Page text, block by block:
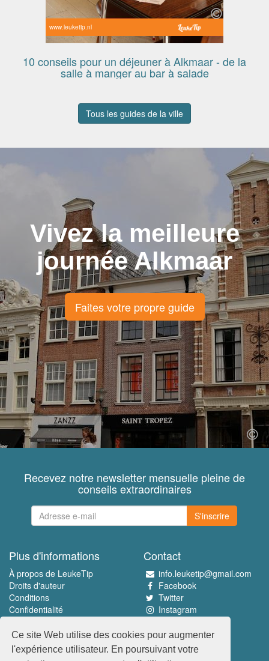
Ce site Web utilise des cookies pour augmenter
l'expérience utilisateur. En poursuivant votre
www.leuketip.nl
10 conseils pour un déjeuner à Alkmaar - de la
salle à manger au bar à salade
Tous les guides de la ville
Vivez la meilleure
journée Alkmaar
Faites votre propre guide
Recevez notre newsletter mensuelle pleine de
conseils extraordinaires
S'inscrire
Plus d'informations
À propos de LeukeTip
Droits d'auteur
Conditions
Confidentialité
Contact
info.leuketip@gmail.com
Facebook
Twitter
Instagram
Découvrez le meilleur